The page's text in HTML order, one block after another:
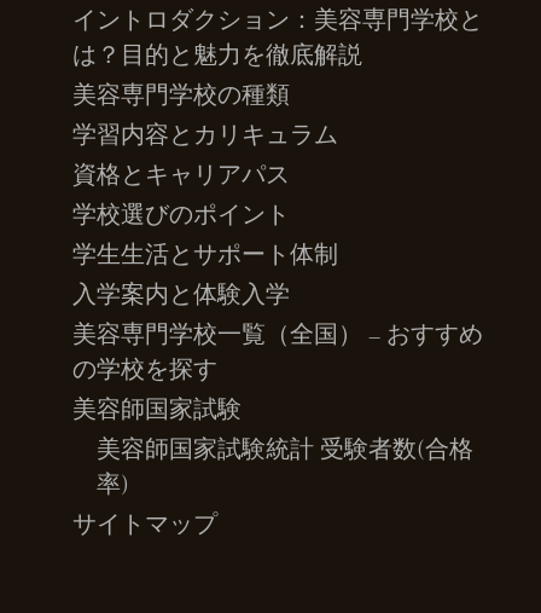
イントロダクション：美容専門学校と
は？目的と魅力を徹底解説
美容専門学校の種類
学習内容とカリキュラム
資格とキャリアパス
学校選びのポイント
学生生活とサポート体制
入学案内と体験入学
美容専門学校一覧（全国） – おすすめ
の学校を探す
美容師国家試験
美容師国家試験統計 受験者数(合格
率)
サイトマップ